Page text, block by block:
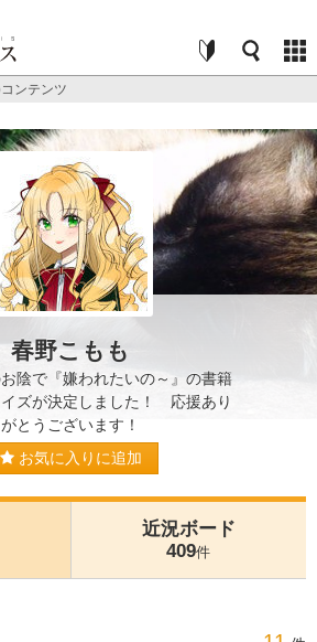
ンテンツ
春野こもも
陰で『嫌われたいの～』の書籍
ズが決定しました！ 応援あり
がとうございます！
お気に入りに追加
近況ボード
409件